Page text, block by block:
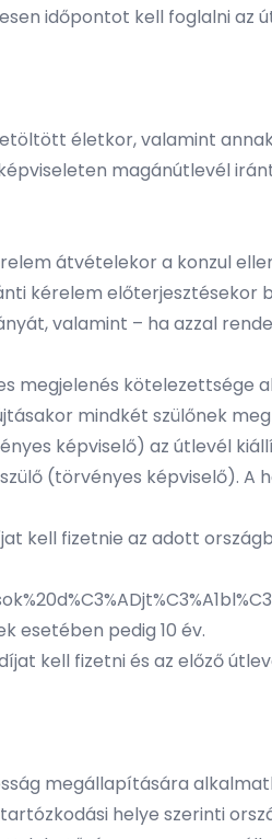
időpontot kell foglalni az
életkor, valamint
magánútlevél
átvételekor a konzul
kérelem előterjesztésekor
valamint – ha azzal
megjelenés kötelezettsége
mindkét szülőnek
képviselő) az útlevél
(törvényes képviselő). A
kell fizetnie az adott
esetében pedig 10 év.
kell fizetni és az előző
megállapítására
helye szerinti